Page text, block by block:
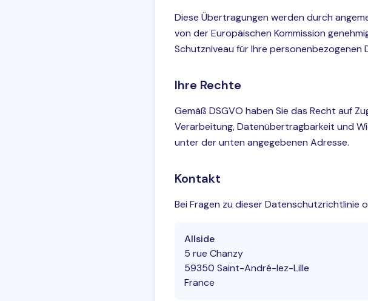
Diese Übertragungen werden durch
von der Europäischen Kommission
Schutzniveau für Ihre personenbezogenen
Ihre Rechte
Gemäß DSGVO haben Sie das Recht auf
Verarbeitung, Datenübertragbarkeit und
unter der unten angegebenen Adresse.
Kontakt
Bei Fragen zu dieser Datenschutzrichtlinie
Allside
5 rue Chanzy
59350 Saint-André-lez-Lille
France